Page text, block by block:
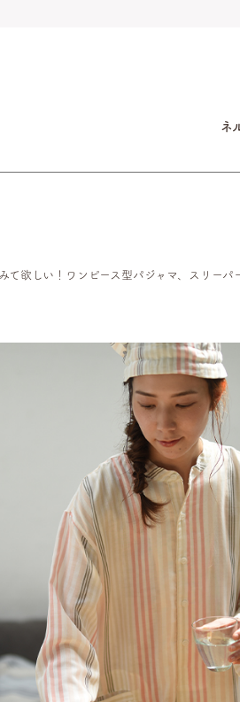
ネ
て欲しい！ワンピース型パジャマ、スリーパ